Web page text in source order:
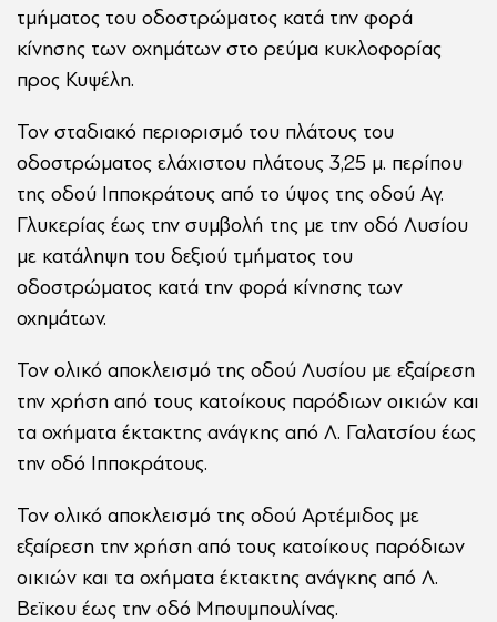
τμήματος του οδοστρώματος κατά την φορά
κίνησης των οχημάτων στο ρεύμα κυκλοφορίας
προς Κυψέλη.
Τον σταδιακό περιορισμό του πλάτους του
οδοστρώματος ελάχιστου πλάτους 3,25 μ. περίπου
της οδού Ιπποκράτους από το ύψος της οδού Αγ.
Γλυκερίας έως την συμβολή της με την οδό Λυσίου
με κατάληψη του δεξιού τμήματος του
οδοστρώματος κατά την φορά κίνησης των
οχημάτων.
Τον ολικό αποκλεισμό της οδού Λυσίου με εξαίρεση
την χρήση από τους κατοίκους παρόδιων οικιών και
τα οχήματα έκτακτης ανάγκης από Λ. Γαλατσίου έως
την οδό Ιπποκράτους.
Τον ολικό αποκλεισμό της οδού Αρτέμιδος με
εξαίρεση την χρήση από τους κατοίκους παρόδιων
οικιών και τα οχήματα έκτακτης ανάγκης από Λ.
Βεϊκου έως την οδό Μπουμπουλίνας.